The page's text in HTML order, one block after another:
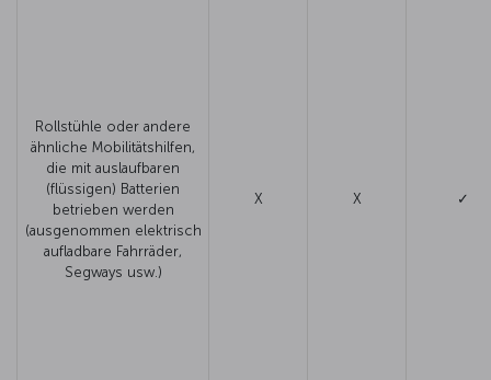
Rollstühle oder andere
ähnliche Mobilitätshilfen,
die mit auslaufbaren
(flüssigen) Batterien
betrieben werden
(ausgenommen elektrisch
aufladbare Fahrräder,
Segways usw.)
X X ✓